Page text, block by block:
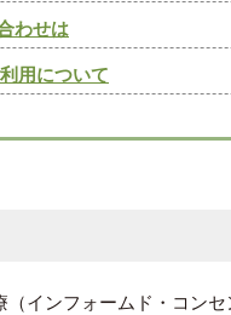
わせは
用について
インフォームド・コン